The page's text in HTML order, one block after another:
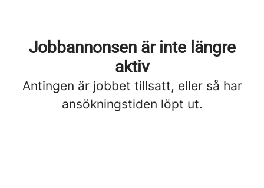
Jobbannonsen är inte längre
aktiv
Antingen är jobbet tillsatt, eller så har
ansökningstiden löpt ut.